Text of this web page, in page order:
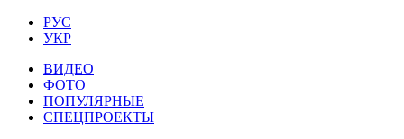
РУС
УКР
ВИДЕО
ФОТО
ПОПУЛЯРНЫЕ
СПЕЦПРОЕКТЫ